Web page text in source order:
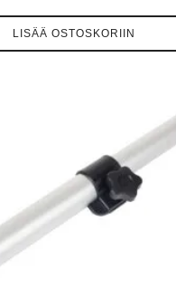
LISÄÄ OSTOSKORIIN